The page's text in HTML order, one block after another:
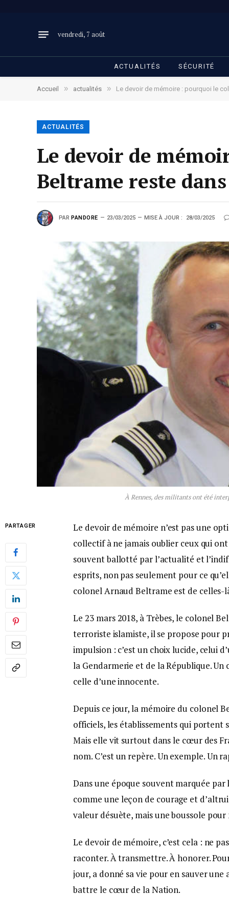
vendredi, 7 août
ACTUALITÉS SÉCURITÉ
Accueil » actualités » Le devoir de mémoire : pourquoi le
ACTUALITÉS
Le devoir de
Beltrame reste
PAR PANDORE 23/03/2025 MISE À JOUR : 28/03/2025
À Rennes, des militants ont été
PARTAGER
Le devoir de mémoire n’est pas une
collectif à ne jamais oublier ceux qui
souvent ballotté par l’actualité et
esprits, non pas seulement pour ce
colonel Arnaud Beltrame est de celles-
Le 23 mars 2018, à Trèbes, le colonel
terroriste islamiste, il se propose pour
impulsion : c’est un choix lucide, celui
la Gendarmerie et de la République.
celle d’une innocente.
Depuis ce jour, la mémoire du colonel
officiels, les établissements qui portent
Mais elle vit surtout dans le cœur des
nom. C’est un repère. Un exemple. Un
Dans une époque souvent marquée
comme une leçon de courage et
valeur désuète, mais une boussole
Le devoir de mémoire, c’est cela : ne
raconter. À transmettre. À honorer.
jour, a donné sa vie pour en sauver
battre le cœur de la Nation.